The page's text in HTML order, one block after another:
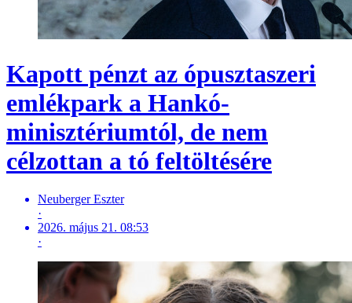
Kapott pénzt az ópusztaszeri
emlékpark a Hankó-
minisztériumtól, de nem
célzottan a tó feltöltésére
Neuberger Eszter
·
2026. május 21. 08:53
·